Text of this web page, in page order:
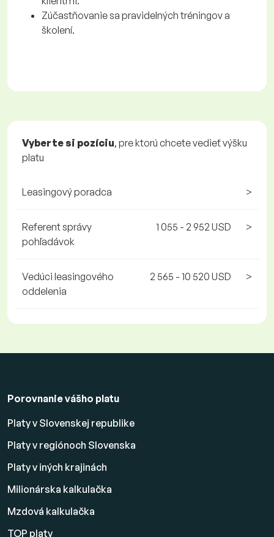
Zúčastňovanie sa pravidelných tréningov a
školení.
Vyberte si pozíciu, pre ktorú chcete vedieť výšku
platu
Leasingový poradca >
Referent správy
pohľadávok
1 055 - 2 952 USD >
Vedúci leasingového
oddelenia
2 565 - 10 520 USD >
Porovnanie vášho platu
Platy v Slovenskej republike
Platy v regiónoch Slovenska
Platy v iných krajinách
Milionárska kalkulačka
Mzdová kalkulačka
TOP platy